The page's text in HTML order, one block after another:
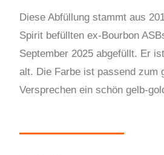
Diese Abfüllung stammt aus
Spirit befüllten ex-Bourbon
September 2025 abgefüllt. Er
alt. Die Farbe ist passend zum
Versprechen ein schön gelb-